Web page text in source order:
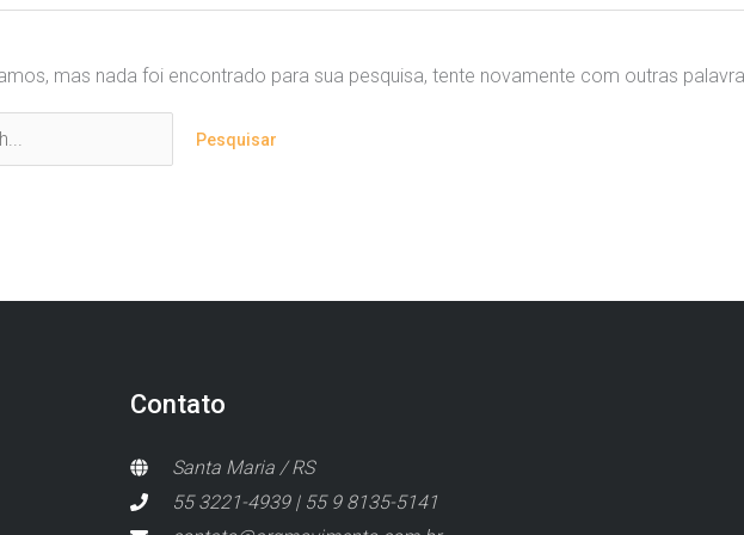
mas nada foi encontrado para sua pesquisa, tente novamente com outras
Contato
Santa Maria / RS
55 3221-4939 | 55 9 8135-5141